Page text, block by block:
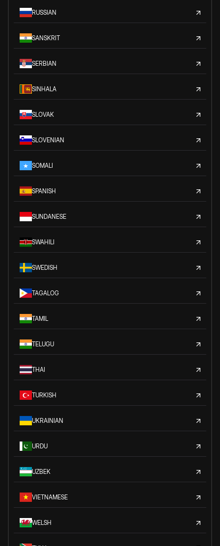
RUSSIAN
SANSKRIT
SERBIAN
SINHALA
SLOVAK
SLOVENIAN
SOMALI
SPANISH
SUNDANESE
SWAHILI
SWEDISH
TAGALOG
TAMIL
TELUGU
THAI
TURKISH
UKRAINIAN
URDU
UZBEK
VIETNAMESE
WELSH